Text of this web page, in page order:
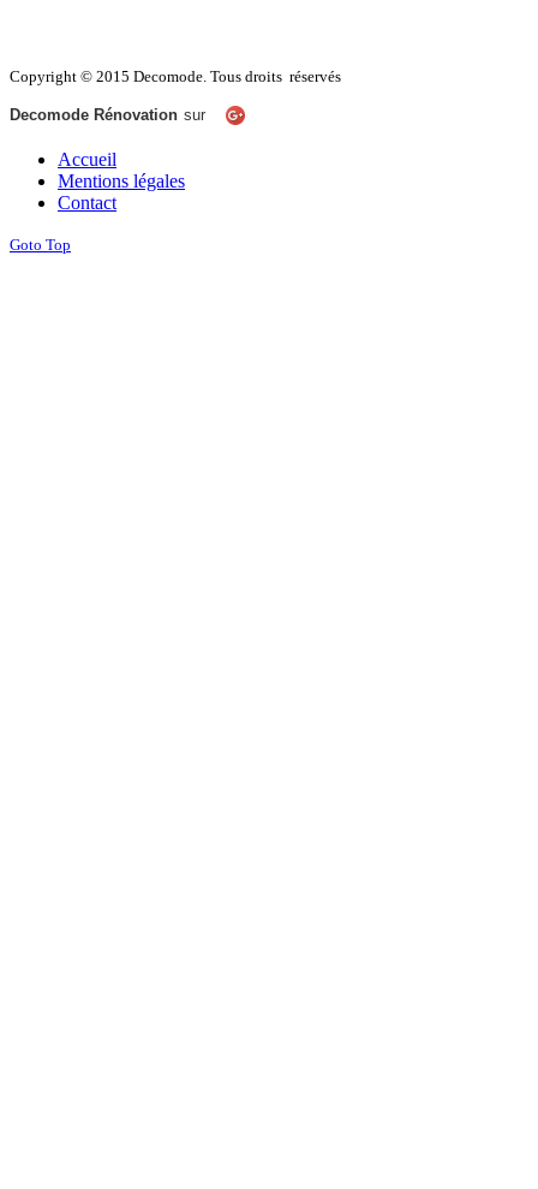
Copyright © 2015 Decomode. Tous droits réservés
Decomode Rénovation sur
Accueil
Mentions légales
Contact
Goto Top